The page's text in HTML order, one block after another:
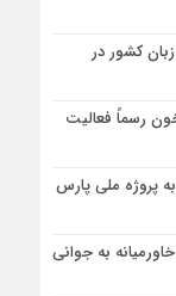
کشور در
رسماً فعالیت
پروژه ملی پارس
به جوانی